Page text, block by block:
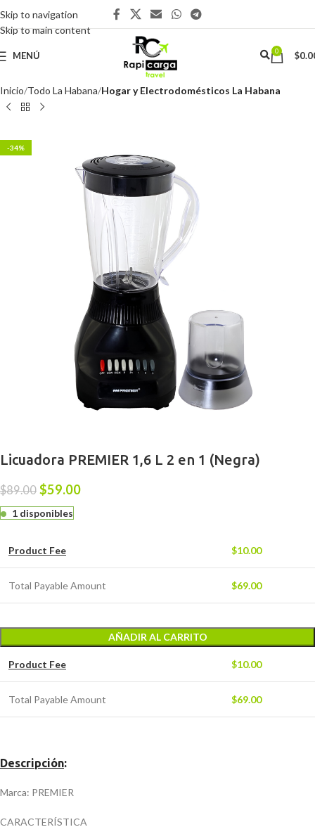
Skip to navigation
Skip to main content
MENÚ 0 $
Inicio Todo La Habana Hogar y Electrodomésticos La Habana
-34%
Licuadora PREMIER 1,6 L 2 en 1 (Negra)
$89.00 $59.00
1 disponibles
Product Fee $10.00
Total Payable Amount $69.00
AÑADIR AL CARRITO
Product Fee $10.00
Total Payable Amount $69.00
Descripción:
Marca: PREMIER
CARACTERÍSTICA